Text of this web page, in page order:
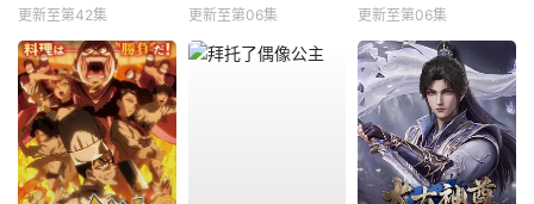
更新至第42集 更新至第06集 更新至第06集